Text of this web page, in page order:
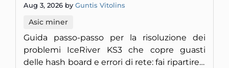
Aug 3, 2026 by Guntis Vitolins
Asic miner
Guida passo-passo per la risoluzione dei
problemi IceRiver KS3 che copre guasti
delle hash board e errori di rete: fai ripartire il